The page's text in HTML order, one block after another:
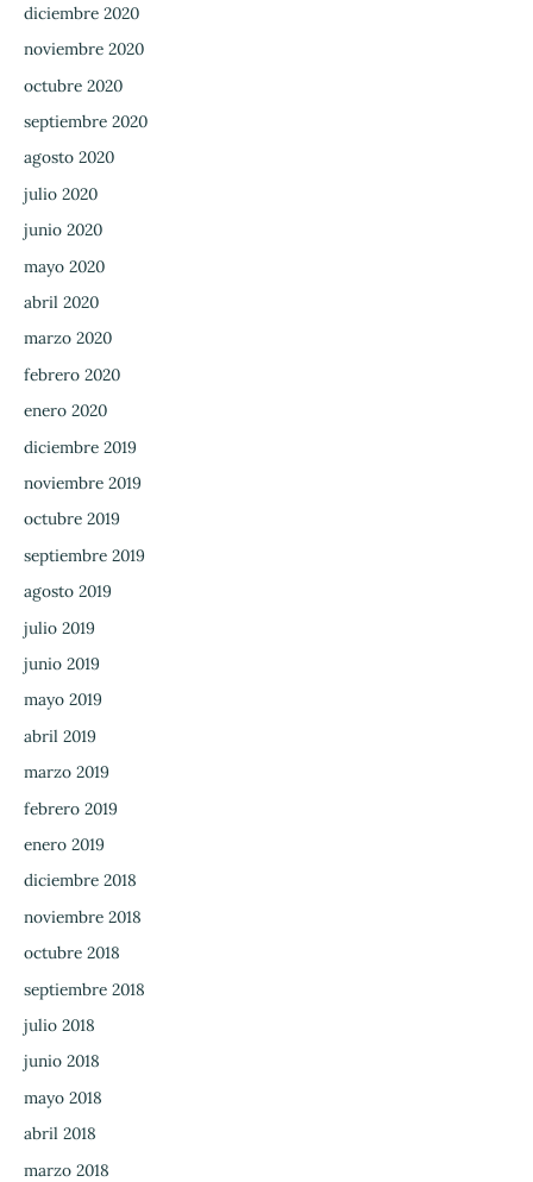
diciembre 2020
noviembre 2020
octubre 2020
septiembre 2020
agosto 2020
julio 2020
junio 2020
mayo 2020
abril 2020
marzo 2020
febrero 2020
enero 2020
diciembre 2019
noviembre 2019
octubre 2019
septiembre 2019
agosto 2019
julio 2019
junio 2019
mayo 2019
abril 2019
marzo 2019
febrero 2019
enero 2019
diciembre 2018
noviembre 2018
octubre 2018
septiembre 2018
julio 2018
junio 2018
mayo 2018
abril 2018
marzo 2018